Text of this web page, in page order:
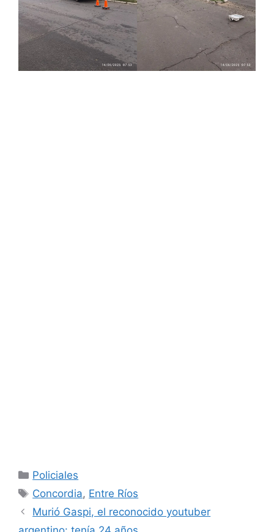
Categorías
Policiales
Etiquetas
Concordia, Entre Ríos
Murió Gaspi, el reconocido youtuber